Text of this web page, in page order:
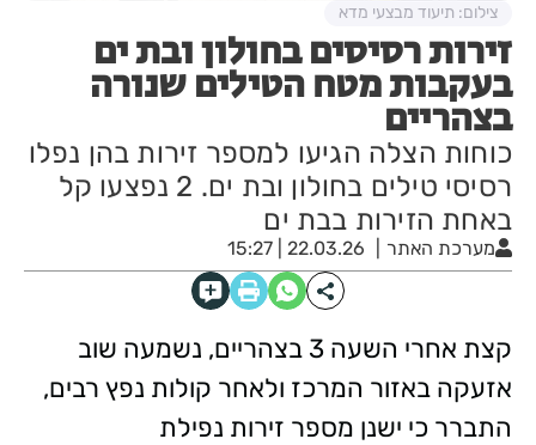
זירות רסיסים בחולון ובת ים
בעקבות מטח הטילים שנורה
בצהריים
כוחות הצלה הגיעו למספר זירות בהן נפלו
רסיסי טילים בחולון ובת ים. 2 נפצעו קל
באחת הזירות בבת ים
מערכת האתר 22.03.26 | 15:27
צילום: תיעוד מבצעי מדא
קצת אחרי השעה 3 בצהריים, נשמעה שוב
אזעקה באזור המרכז ולאחר קולות נפץ רבים,
התברר כי ישנן מספר זירות נפילת